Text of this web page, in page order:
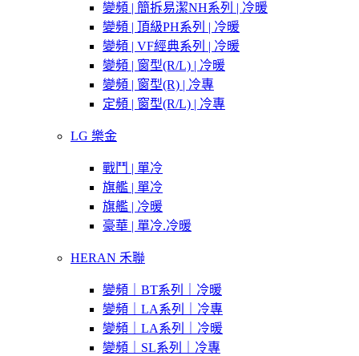
變頻 | 簡拆易潔NH系列 | 冷暖
變頻 | 頂級PH系列 | 冷暖
變頻 | VF經典系列 | 冷暖
變頻 | 窗型(R/L) | 冷暖
變頻 | 窗型(R) | 冷專
定頻 | 窗型(R/L) | 冷專
LG 樂金
戰鬥 | 單冷
旗艦 | 單冷
旗艦 | 冷暖
豪華 | 單冷.冷暖
HERAN 禾聯
變頻｜BT系列｜冷暖
變頻｜LA系列｜冷專
變頻｜LA系列｜冷暖
變頻｜SL系列｜冷專